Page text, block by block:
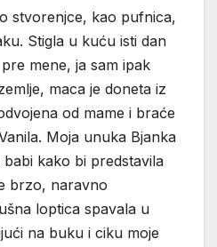
stvorenjce, kao pufnica,
Stigla u kuću isti dan
mene, ja sam ipak
maca je doneta iz
od mame i braće
Moja unuka Bjanka
kako bi predstavila
brzo, naravno
loptica spavala u
na buku i ciku moje